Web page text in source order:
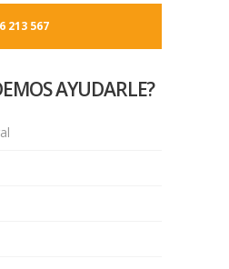
213 567
AYUDARLE?